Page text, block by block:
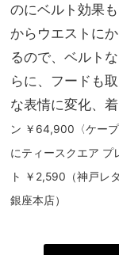
のにベルト効果
からウエストに
るので、ベルト
らに、フードも
な表情に変化、
ン ￥64,900〈ケー
にティースクエア
ト ￥2,590（神戸レ
銀座本店）